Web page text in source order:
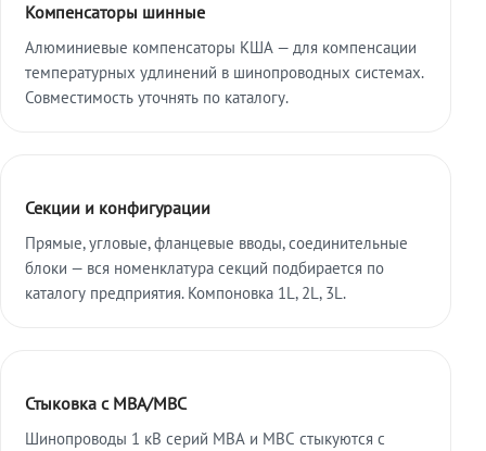
Компенсаторы шинные
Алюминиевые компенсаторы КША — для компенсации
температурных удлинений в шинопроводных системах.
Совместимость уточнять по каталогу.
Секции и конфигурации
Прямые, угловые, фланцевые вводы, соединительные
блоки — вся номенклатура секций подбирается по
каталогу предприятия. Компоновка 1L, 2L, 3L.
Стыковка с МВА/МВС
Шинопроводы 1 кВ серий МВА и МВС стыкуются с